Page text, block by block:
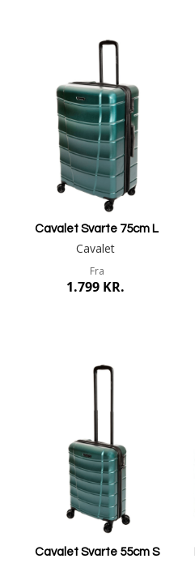
Cavalet Svarte 75cm L
Cavalet
Fra
1.799 KR.
Cavalet Svarte 55cm S